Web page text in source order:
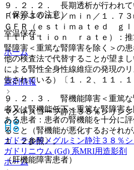
（保管上の注意）
室温保存。
ホーム
薬剤情報
マグネスコープ静注３８％シリン
ガドテル酸メグルミン静注３８％
ガドリニウム (Gd) 系MRI用造影剤
ホーム
９．２．２． 長期透析が行われて
ＦＲが３０ｍＬ／ｍｉｎ／１．７
ＧＦＲ（ｅｓｔｉｍａｔｅｄ ｇ
ｌｔｒａｔｉｏｎ ｒａｔｅ）：推
腎障害＜重篤な腎障害を除く＞の患
他の検査法で代替することが望ま
による腎性全身性線維症の発現の
告されている）〔１．２、１１．１
９．２．３． 腎機能障害＜重篤
者又は腎機能低下＜重篤な腎障害
ある患者：患者の腎機能を十分に
ること（腎機能が悪化するおそれ
１．２参照〕。
（肝機能障害患者）